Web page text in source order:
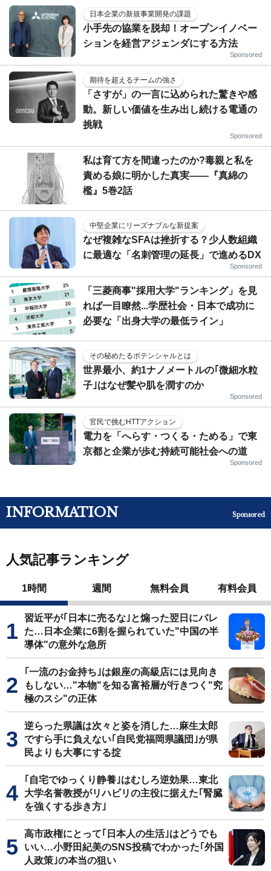
日本企業の新規事業開発の課題
小手先の協業を脱却！オープンイノベー
ションを経営アジェンダにする方法
Sponsored
期待を超えるチームの強さ
「さすが」の一言に込められた驚きや感
動。新しい価値を生み出し続ける電通の
挑戦
Sponsored
私は育て方を間違ったのか?毒親と私を
責める娘に明かした真実――『真綿の
檻』5巻2話
中堅企業にリーズナブルな新提案
なぜ複雑なSFAは挫折する？少人数組織
に最適な「名刺管理の延長」で進めるDX
Sponsored
「三菱商事"採用大学"ランキング」を見
れば一目瞭然...学歴社会・日本で成功に
必要な「出身大学の最低ライン」
その秘めたるポテンシャルとは
世界最小、約1ナノメートルの｢微細水粒
子｣はなぜ髪や肌を潤すのか
Sponsored
官民で挑むHTTアクション
電力を「へらす・つくる・ためる」で東
京都と企業が歩む持続可能社会への道
Sponsored
INFORMATION Sponsored
人気記事ランキング
1時間 週間 無料会員 有料会員
習近平が｢日本に売るな｣と煽った翌日にバレ
た…日本企業に6割を握られていた"中国の半
導体"の意外な急所
｢一流のお金持ち｣は銀座の高級店には見向き
もしない…"本物"を知る富裕層が行きつく"究
極のスシ"の正体
逆らった県議は次々と姿を消した…麻生太郎
ですら手に負えない｢自民党福岡県議団｣が県
民よりも大事にする掟
｢自宅でゆっくり静養｣はむしろ逆効果…東北
大学名誉教授がリハビリの主役に据えた｢腎臓
を強くする歩き方｣
高市政権にとって｢日本人の生活｣はどうでも
いい…小野田紀美のSNS投稿でわかった｢外国
人政策｣の本当の狙い